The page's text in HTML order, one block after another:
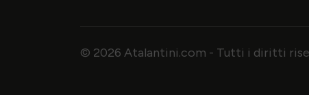
© 2026 Atalantini.com - Tutti i diritti